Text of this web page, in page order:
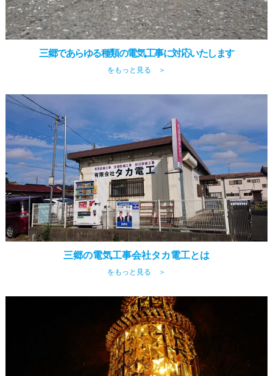
三郷であらゆる種類の電気工事に対応いたします
をもっと見る ＞
三郷の電気工事会社タカ電工とは
をもっと見る ＞